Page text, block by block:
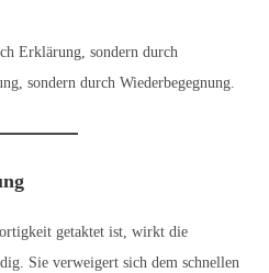
Erklärung, sondern durch
sondern durch Wiederbegegnung.
getaktet ist, wirkt die
Sie verweigert sich dem schnellen